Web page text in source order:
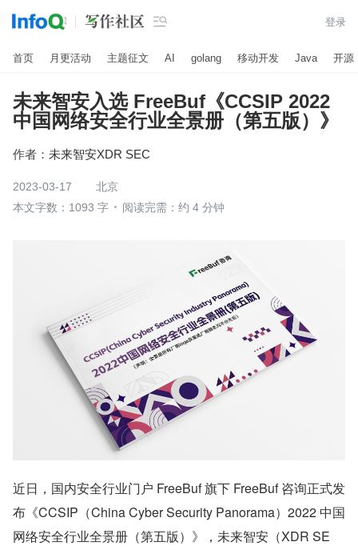
 登录
首页 月更活动 主题征文 AI golang 移动开发 Java 开源
未来智安入选 FreeBuf《CCSIP 2022
中国网络安全行业全景册（第五版）》
作者： 未来智安XDR SEC
2023-03-17
北京
本文字数：1093 字
阅读完需：约 4 分钟
近日，国内安全行业门户 FreeBuf 旗下 FreeBuf 咨询正式发
布《CCSIP（China Cyber Security Panorama）2022 中国
网络安全行业全景册（第五版）》，未来智安（XDR SE